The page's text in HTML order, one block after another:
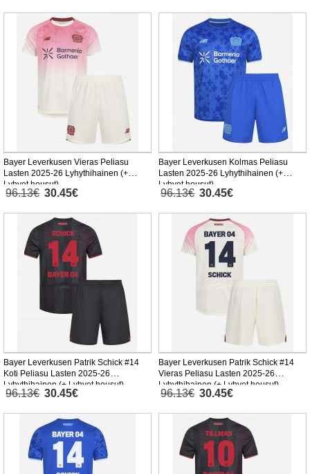
Bayer Leverkusen Vieras Peliasu
Lasten 2025-26 Lyhythihainen (+
Lyhyet housut)
96.13€ 30.45€
Bayer Leverkusen Kolmas Peliasu
Lasten 2025-26 Lyhythihainen (+
Lyhyet housut)
96.13€ 30.45€
Bayer Leverkusen Patrik Schick #14
Koti Peliasu Lasten 2025-26
Lyhythihainen (+ Lyhyet housut)
96.13€ 30.45€
Bayer Leverkusen Patrik Schick #14
Vieras Peliasu Lasten 2025-26
Lyhythihainen (+ Lyhyet housut)
96.13€ 30.45€